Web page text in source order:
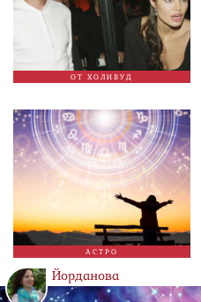
ОТ ХОЛИВУД
АСТРО
Йорданова